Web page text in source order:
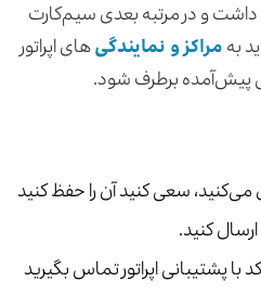
و در مرتبه بعدی سیم‌کارت
به مراکز و نمایندگیهای اپراتور
پیش‌آمده برطرف شود.
سعی کنید آن را حفظ کنید
کنید.
پشتیبانی اپراتور تماس بگیرید